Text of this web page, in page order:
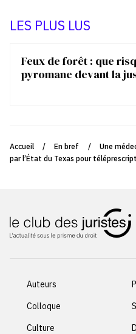
LES PLUS LUS
Feux de forêt : que
pyromane devant la
Accueil / En bref /
Une
par l’État du Texas pour
Auteurs
Colloque
Culture